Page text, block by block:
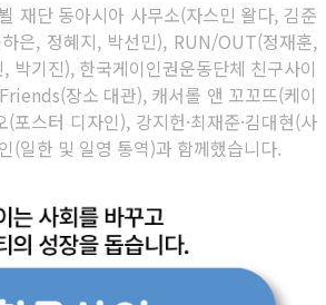
재단 동아시아 사무소(자스민 왈다, 김준
은, 정혜지, 박선민), RUN/OUT(정재훈,
박기진), 한국게이인권운동단체 친구사이
장소 대관), 캐서롤 앤 꼬꼬뜨(케이
포스터 디자인), 강지헌·최재준·김대현(사
(일한 및 일영 통역)과 함께했습니다.